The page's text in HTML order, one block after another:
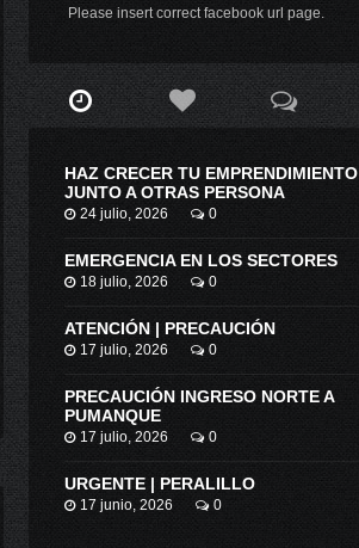
Please insert correct facebook url page.
HAZ CRECER TU EMPRENDIMIENTO
JUNTO A OTRAS PERSONA
24 julio, 2026 0
EMERGENCIA EN LOS SECTORES
18 julio, 2026 0
ATENCIÓN | PRECAUCIÓN
17 julio, 2026 0
PRECAUCIÓN INGRESO NORTE A
PUMANQUE
17 julio, 2026 0
URGENTE | PERALILLO
17 junio, 2026 0